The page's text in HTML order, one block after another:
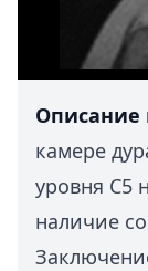
Описание
камере
уровня С5
наличие